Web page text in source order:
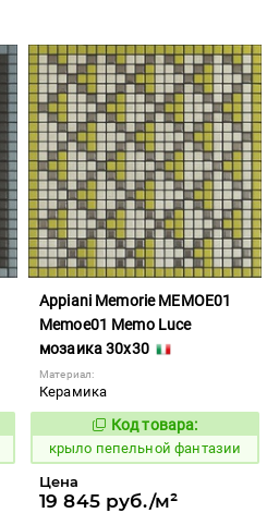
Appiani Memorie MEMOE01
Memoe01 Memo Luce
мозаика 30x30
Материал:
Керамика
836987
Код товара:
крыло пепельной фантазии
Цена
19 845 руб./м²